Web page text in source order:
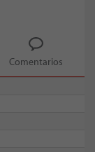
Comentarios